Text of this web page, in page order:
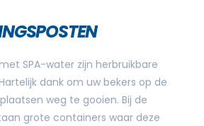
SPA-water zijn herbruikbare
dank om uw bekers op de
weg te gooien. Bij de
grote containers waar deze